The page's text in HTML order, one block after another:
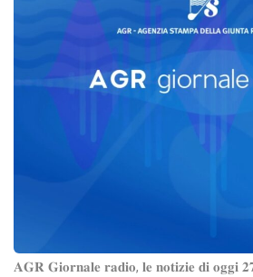
𝐀𝐆𝐑 𝐆𝐢𝐨𝐫𝐧𝐚𝐥𝐞 𝐫𝐚𝐝𝐢𝐨, 𝐥𝐞 𝐧𝐨𝐭𝐢𝐳𝐢𝐞 𝐝𝐢 𝐨𝐠𝐠𝐢